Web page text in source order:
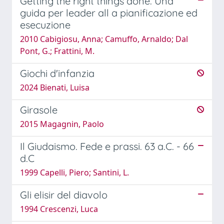
guida per leader all a pianificazione ed
esecuzione
2010 Cabigiosu, Anna; Camuffo, Arnaldo; Dal
Pont, G.; Frattini, M.
Giochi d'infanzia
2024 Bienati, Luisa
Girasole
2015 Magagnin, Paolo
Il Giudaismo. Fede e prassi. 63 a.C. - 66
d.C
1999 Capelli, Piero; Santini, L.
Gli elisir del diavolo
1994 Crescenzi, Luca